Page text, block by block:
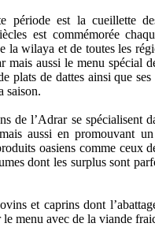
période est la cueillette
est commémorée
la wilaya et de toutes les
mais aussi le menu spécial
plats de dattes ainsi que ses
saison.
de l’Adrar se spécialisent
aussi en promouvant
oasiens comme ceux
dont les surplus sont
et caprins dont
menu avec de la viande